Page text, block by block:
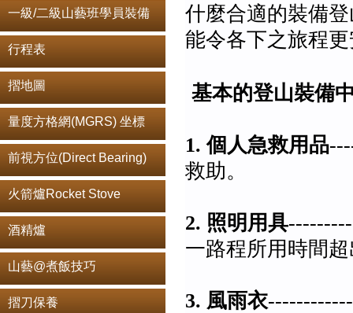
一級/二級山藝班學員裝備
行程表
摺地圖
量度方格網(MGRS) 坐標
前視方位(Direct Bearing)
火箭爐Rocket Stove
酒精爐
山藝@煮飯技巧
摺刀保養
什麼合適的裝備
能令各下之旅程
基本的登山裝備
1.個人急救用品
救助。
2. 照明用具
一路程所
3. 風雨衣